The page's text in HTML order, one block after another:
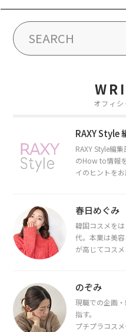
オフィ
RAXY Style
RAXY Style編
のHow to情報
イのヒントを
春日めぐみ
韓国コスメを
代。本業は美
が高じてコス
断・骨格診断
のぞみ
現職での企画
指す。
プチプラコス